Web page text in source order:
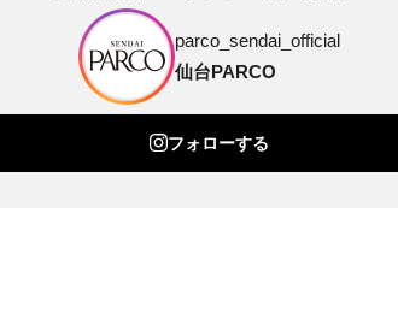
parco_sendai_official
仙台PARCO
フォローする